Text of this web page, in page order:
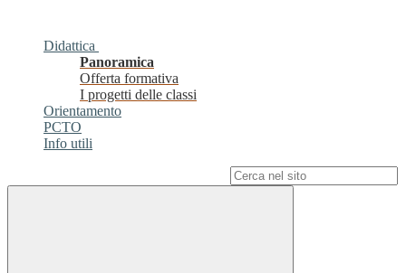
Didattica
Panoramica
Offerta formativa
I progetti delle classi
Orientamento
PCTO
Info utili